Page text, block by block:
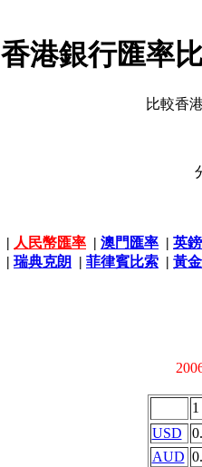
香港銀行匯率
比較香
| 人民幣匯率 | 澳門匯率 | 英
| 瑞典克朗 | 菲律賓比索 | 黃
1
USD
AUD